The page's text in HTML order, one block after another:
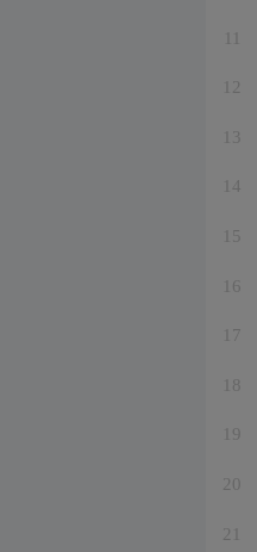
12
13
14
15
16
17
18
19
20
21